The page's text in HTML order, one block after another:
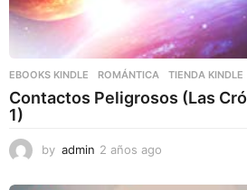
EBOOKS KINDLE ,ROMÁNTICA ,TIENDA KINDLE
Contactos Peligrosos (Las
1)
by admin 2 años ago
ñ